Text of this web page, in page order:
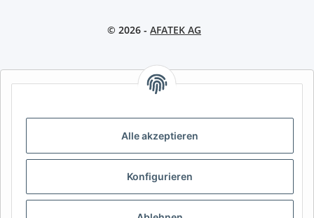
Alle akzeptieren
Konfigurieren
© 2026 - AFATEK AG
AFATEK INTERNATIONAL – SELECT REGION & LANGUAGE |
AT CH (DE)
FR IT ES DK PL